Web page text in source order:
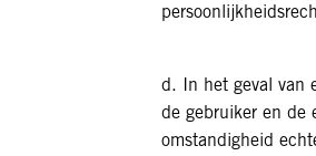
d. In het geval van
de gebruiker en de
omstandigheid